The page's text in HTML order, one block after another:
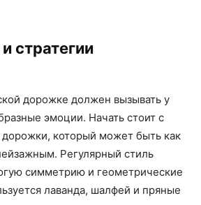
стратегии
дорожке должен вызывать у
эмоции. Начать стоит с
который может быть как
Регулярный стиль
симметрию и геометрические
лаванда, шалфей и пряные